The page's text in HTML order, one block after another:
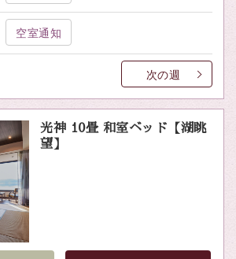
空室通知
次の週
光神 10畳 和室ベッド【湖眺
望】